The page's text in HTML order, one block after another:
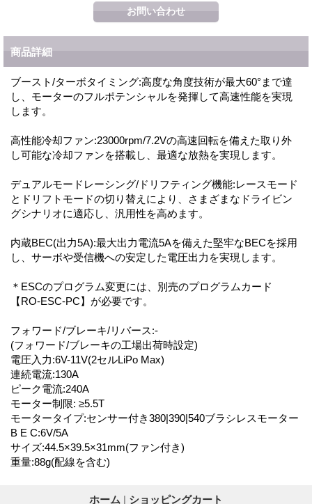
商品詳細
ブースト/ターボタイミング:高度な角度技術が最大60°まで達
し、モーターのフルポテンシャルを発揮して高速性能を実現
します。
高性能冷却ファン:23000rpm/7.2Vの高速回転を備えた取り外
し可能な冷却ファンを搭載し、最適な放熱を実現します。
デュアルモードレーシング/ドリフティング機能:レースモード
とドリフトモードの切り替えにより、さまざまなドライビン
グシナリオに適応し、汎用性を高めます。
内蔵BEC(出力5A):最大出力電流5Aを備えた堅牢なBECを採用
し、サーボや受信機への安定した電圧出力を実現します。
＊ESCのプログラム変更には、別売のプログラムカード
【RO-ESC-PC】が必要です。
フォワード/ブレーキ/リバース:-
(フォワード/ブレーキの工場出荷時設定)
電圧入力:6V-11V(2セルLiPo Max)
連続電流:130A
ピーク電流:240A
モーター制限: ≥5.5T
モータータイプ:センサー付き380|390|540ブラシレスモーター
B E C:6V/5A
サイズ:44.5×39.5×31mm(ファン付き)
重量:88g(配線を含む)
ホーム | ショッピングカート